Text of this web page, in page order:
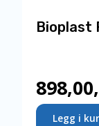
Bioplast
898,00
Legg i